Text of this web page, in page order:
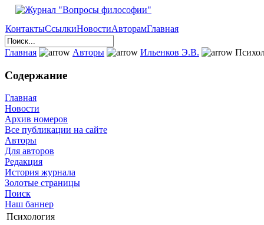
КонтактыСсылкиНовостиАвторамГлавная
Главная Авторы Ильенков Э.В.
Содержание
Главная
Новости
Архив номеров
Все публикации на сайте
Авторы
Для авторов
Редакция
История журнала
Золотые страницы
Поиск
Наш баннер
Психология